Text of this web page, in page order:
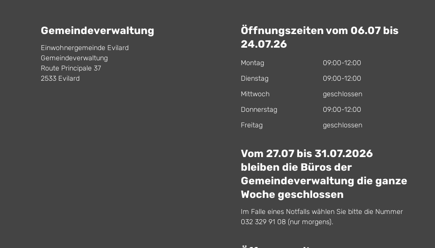
Gemeindeverwaltung
Einwohnergemeinde Evilard
Gemeindeverwaltung
Route Principale 37
2533 Evilard
Öffnungszeiten vom 06.07 bis
24.07.26
Montag
09:00-12:00
Dienstag
09:00-12:00
Mittwoch
geschlossen
Donnerstag
09:00-12:00
Freitag
geschlossen
Vom 27.07 bis 31.07.2026
bleiben die Büros der
Gemeindeverwaltung die ganze
Woche geschlossen
Im Falle eines Notfalls wählen Sie bitte die Nummer
032 329 91 08 (nur morgens).